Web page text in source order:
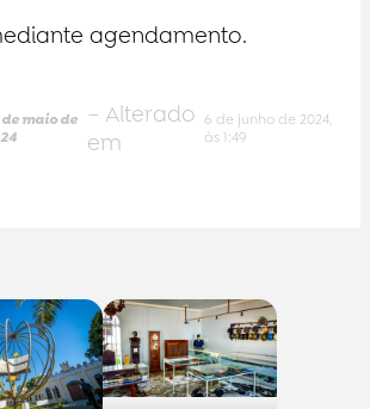
agendamento.
de maio de – Alterado
em
6 de junho de 2024,
às 1:49